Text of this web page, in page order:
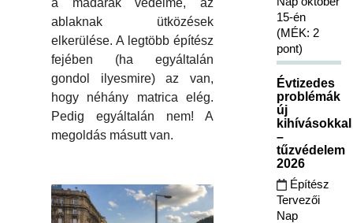
a madarak védelme, az
ablaknak ütközések
elkerülése. A legtöbb építész
fejében (ha egyáltalán
gondol ilyesmire) az van,
hogy néhány matrica elég.
Pedig egyáltalán nem! A
megoldás másutt van.
15-én
(MÉK: 2
pont)
Évtizedes
problémák
új
kihívásokkal
–
tűzvédelem
2026
Építész
Tervezői
Nap